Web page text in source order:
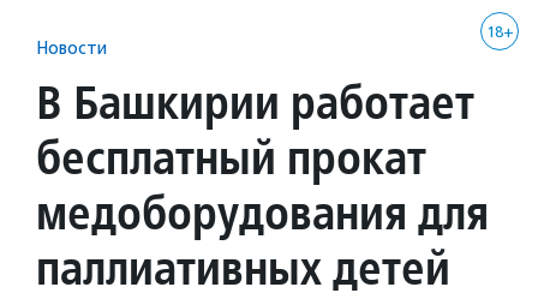
18+
Новости
В Башкирии работает
бесплатный прокат
медоборудования для
паллиативных детей